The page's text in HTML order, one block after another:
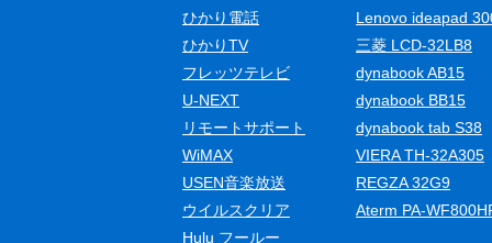
ひかり電話
ひかりTV
フレッツテレビ
U-NEXT
リモートサポート
WiMAX
USEN音楽放送
ウイルスクリア
Hulu フールー
Lenovo ideapad
三菱 LCD-32LB8
dynabook AB15
dynabook BB15
dynabook tab S38
VIERA TH-32A305
REGZA 32G9
Aterm PA-